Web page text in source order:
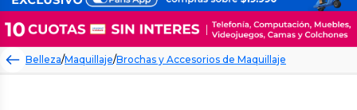
Belleza/Maquillaje/Brochas y Accesorios de Maquillaje